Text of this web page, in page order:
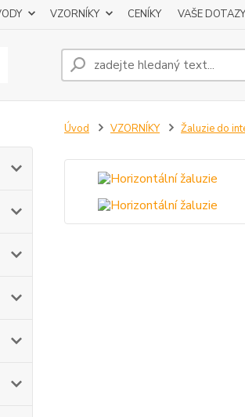
VZORNÍKY CENÍKY VAŠE DOTAZY
Úvod VZORNÍKY Žaluzie do